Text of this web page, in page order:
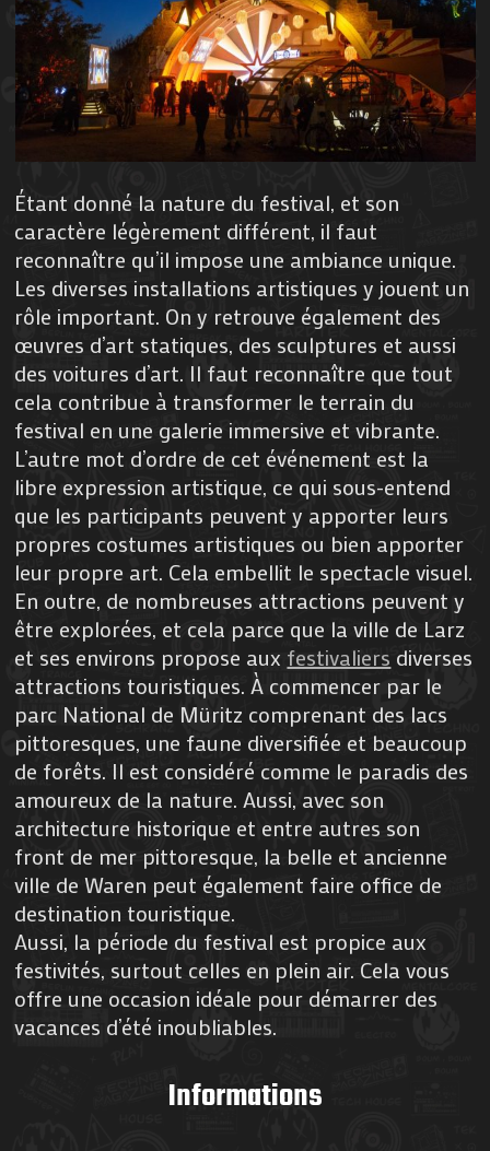
Étant donné la nature du festival, et son
caractère légèrement différent, il faut
reconnaître qu’il impose une ambiance unique.
Les diverses installations artistiques y jouent un
rôle important. On y retrouve également des
œuvres d’art statiques, des sculptures et aussi
des voitures d’art. Il faut reconnaître que tout
cela contribue à transformer le terrain du
festival en une galerie immersive et vibrante.
L’autre mot d’ordre de cet événement est la
libre expression artistique, ce qui sous-entend
que les participants peuvent y apporter leurs
propres costumes artistiques ou bien apporter
leur propre art. Cela embellit le spectacle visuel.
En outre, de nombreuses attractions peuvent y
être explorées, et cela parce que la ville de Larz
et ses environs propose aux festivaliers diverses
attractions touristiques. À commencer par le
parc National de Müritz comprenant des lacs
pittoresques, une faune diversifiée et beaucoup
de forêts. Il est considéré comme le paradis des
amoureux de la nature. Aussi, avec son
architecture historique et entre autres son
front de mer pittoresque, la belle et ancienne
ville de Waren peut également faire office de
destination touristique.
Aussi, la période du festival est propice aux
festivités, surtout celles en plein air. Cela vous
offre une occasion idéale pour démarrer des
vacances d’été inoubliables.
Informations